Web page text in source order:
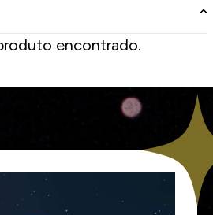
encontrado.